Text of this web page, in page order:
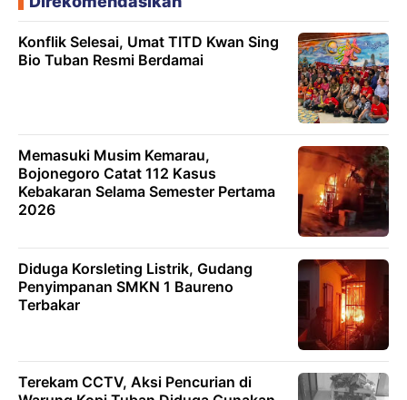
Konflik Selesai, Umat TITD Kwan Sing
Bio Tuban Resmi Berdamai
Memasuki Musim Kemarau,
Bojonegoro Catat 112 Kasus
Kebakaran Selama Semester Pertama
2026
Diduga Korsleting Listrik, Gudang
Penyimpanan SMKN 1 Baureno
Terbakar
Terekam CCTV, Aksi Pencurian di